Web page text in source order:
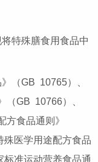
特殊膳食用食品中
（GB 10765）、
（GB 10766）、
方食品通则》
殊医学用途配方食品
准运动营养食品通